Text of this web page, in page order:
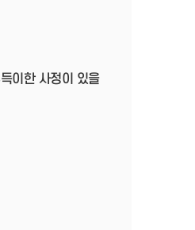
이한 사정이 있을